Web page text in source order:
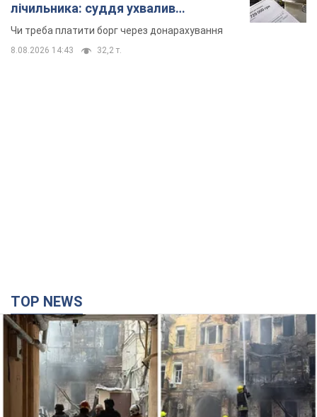
лічильника: суддя ухвалив
неочікуване рішення
Чи треба платити борг через донарахування
8.08.2026 14:43 32,2 т.
TOP NEWS